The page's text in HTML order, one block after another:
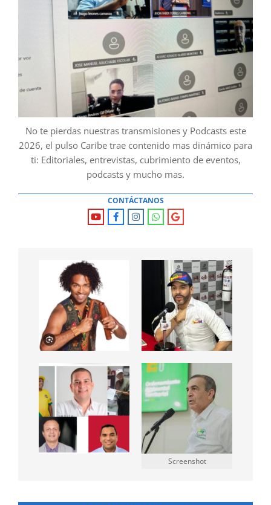
No te pierdas nuestras transmisiones y Podcasts este
2026, el pulso Caribe trae contenido mas dinámico para
ti: Editoriales, entrevistas, cubrimiento de eventos,
podcasts y mucho mas.
CONTÁCTANOS
Screenshot